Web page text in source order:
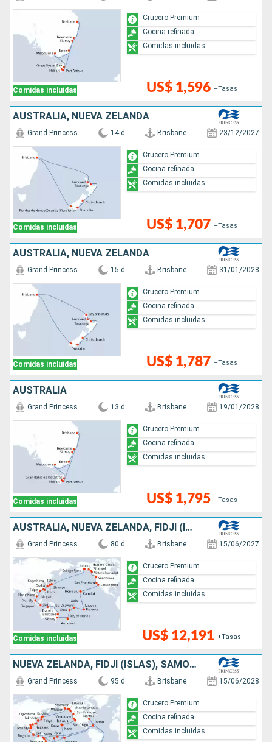
Comidas incluidas US$ 1,596 +Tasas
Crucero Premium
Cocina refinada
Comidas incluidas
AUSTRALIA, NUEVA ZELANDA
Comidas incluidas
Grand Princess 14 d Brisbane 23/12/2027
US$ 1,707 +Tasas
Crucero Premium
Cocina refinada
Comidas incluidas
AUSTRALIA, NUEVA ZELANDA
Comidas incluidas
Grand Princess 15 d Brisbane 31/01/2028
US$ 1,787 +Tasas
Crucero Premium
Cocina refinada
Comidas incluidas
AUSTRALIA
Comidas incluidas
Grand Princess 13 d Brisbane 19/01/2028
US$ 1,795 +Tasas
Crucero Premium
Cocina refinada
Comidas incluidas
AUSTRALIA, NUEVA ZELANDA, FIDJI (ISLAS), SAMOA, FRANCIA, ESTADOS UNIDOS, CANADÁ, JAPÓN, TAIWÁN, CHINA, VIETNAM, SINGAPUR, INDONESIA
Comidas incluidas
Grand Princess 80 d Brisbane 15/06/2027
US$ 12,191 +Tasas
Crucero Premium
Cocina refinada
Comidas incluidas
NUEVA ZELANDA, FIDJI (ISLAS), SAMOA, FRANCIA, CANADÁ, ESTADOS UNIDOS, JAPÓN, TAIWÁN, CHINA, VIETNAM, SINGAPUR, INDONESIA, AUSTRALIA
Grand Princess 95 d Brisbane 15/06/2028
Crucero Premium
Cocina refinada
Comidas incluidas